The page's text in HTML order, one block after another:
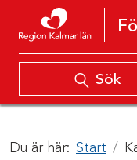
Hoppa till innehåll
Sök
Du är här: Start